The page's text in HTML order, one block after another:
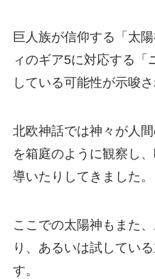
巨人族が信仰する「太
ィのギア5に対応する「
している可能性が示唆さ
北欧神話では神々が人
を箱庭のように観察し
導いたりしてきました。
ここでの太陽神もまた
り、あるいは試してい
す。